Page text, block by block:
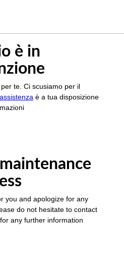
è in
te. Ci scusiamo per il
assistenza è a tua disposizione
you and apologize for any
do not hesitate to contact
for any further information